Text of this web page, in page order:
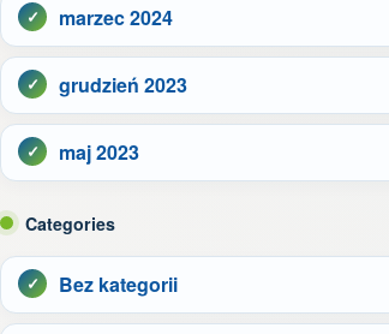
marzec 2024
grudzień 2023
maj 2023
Categories
Bez kategorii